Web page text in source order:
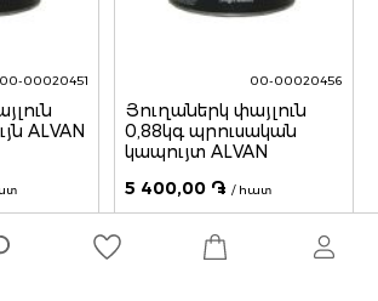
00-00020451
ALVAN
00-00020456
Յուղաներկ փայլուն
0,88կգ պրուսական
կապույտ ALVAN
5 400,00 ֏ / հատ